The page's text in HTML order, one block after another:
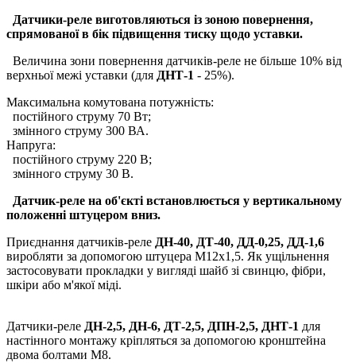
Датчики-реле виготовляються із зоною повернення,
спрямованої в бік підвищення тиску щодо уставки.
Величина зони повернення датчиків-реле не більше 10% від
верхньої межі уставки (для ДНТ-1 - 25%).
Максимальна комутована потужність:
постійного струму 70 Вт;
змінного струму 300 ВА.
Напруга:
постійного струму 220 В;
змінного струму 30 В.
Датчик-реле на об'єкті встановлюється у вертикальному
положенні штуцером вниз.
Приєднання датчиків-реле ДН-40, ДТ-40, ДД-0,25, ДД-1,6
виробляти за допомогою штуцера М12x1,5. Як ущільнення
застосовувати прокладки у вигляді шайб зі свинцю, фібри,
шкіри або м'якої міді.
Датчики-реле ДН-2,5, ДН-6, ДТ-2,5, ДПН-2,5, ДНТ-1 для
настінного монтажу кріпляться за допомогою кронштейна
двома болтами М8.